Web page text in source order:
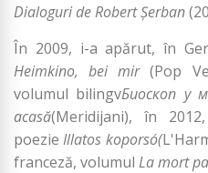
Dialoguri de Robert Șerban
În 2009, i-a apărut, în
Heimkino, bei mir(Pop
volumul bilingvБиоскоп у
acasă(Meridijani), în
poezieIllatos koporsó(
franceză, volumul La mort